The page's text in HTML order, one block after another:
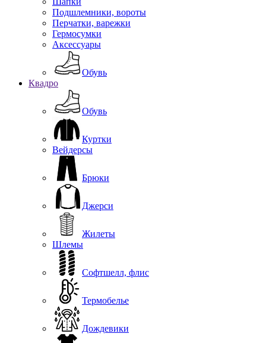
Подшлемники, вороты
Перчатки, варежки
Гермосумки
Аксессуары
Обувь
Квадро
Обувь
Куртки
Вейдерсы
Брюки
Джерси
Жилеты
Шлемы
Софтшелл, флис
Термобелье
Дождевики